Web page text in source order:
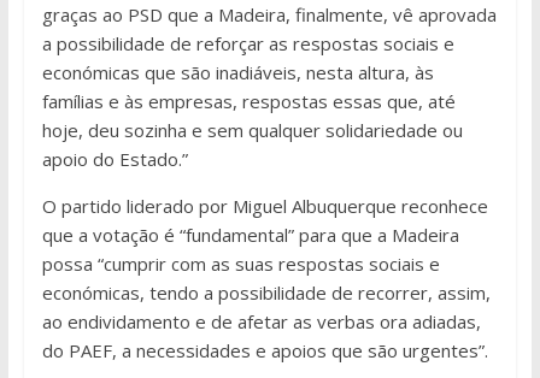
graças ao PSD que a Madeira, finalmente, vê aprovada
a possibilidade de reforçar as respostas sociais e
económicas que são inadiáveis, nesta altura, às
famílias e às empresas, respostas essas que, até
hoje, deu sozinha e sem qualquer solidariedade ou
apoio do Estado.”
O partido liderado por Miguel Albuquerque reconhece
que a votação é “fundamental” para que a Madeira
possa “cumprir com as suas respostas sociais e
económicas, tendo a possibilidade de recorrer, assim,
ao endividamento e de afetar as verbas ora adiadas,
do PAEF, a necessidades e apoios que são urgentes”.